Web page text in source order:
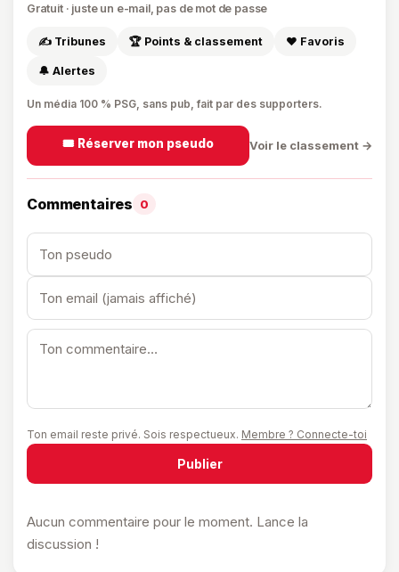
Gratuit · juste un e-mail, pas de mot de passe
✍️ Tribunes 🏆 Points & classement ❤️ Favoris
🔔 Alertes
Un média 100 % PSG, sans pub, fait par des supporters.
🎟️ Réserver mon pseudo Voir le classement →
Commentaires 0
Ton email reste privé. Sois respectueux. Membre ? Connecte-toi
Publier
Aucun commentaire pour le moment. Lance la
discussion !